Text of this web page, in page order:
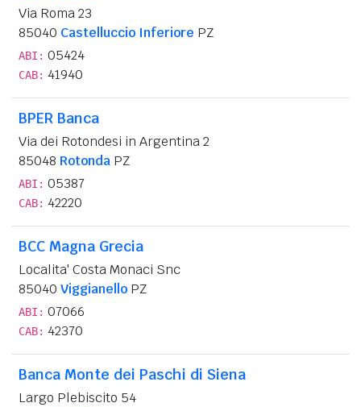
Via Roma 23
85040 Castelluccio Inferiore PZ
ABI: 05424
CAB: 41940
BPER Banca
Via dei Rotondesi in Argentina 2
85048 Rotonda PZ
ABI: 05387
CAB: 42220
BCC Magna Grecia
Localita' Costa Monaci Snc
85040 Viggianello PZ
ABI: 07066
CAB: 42370
Banca Monte dei Paschi di Siena
Largo Plebiscito 54